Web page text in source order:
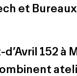
et
152 à